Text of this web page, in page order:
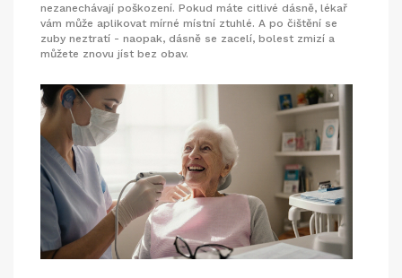
nezanechávají poškození. Pokud máte citlivé dásně, lékař
vám může aplikovat mírné místní ztuhlé. A po čištění se
zuby neztratí - naopak, dásně se zacelí, bolest zmizí a
můžete znovu jíst bez obav.